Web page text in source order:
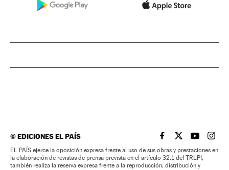
©EDICIONES EL PAÍS EL PAÍS BRASIL EN
EL PAÍSEL PAÍS
EL
EL PAÍS ejerce la oposición expresa frente al uso de sus obras y prestaciones en
la elaboración de revistas de prensa prevista en el artículo 32.1 del TRLPI;
también realiza la reserva expresa frente a la reproducción, distribución y